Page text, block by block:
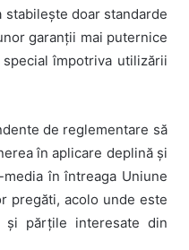
doar standarde
garanții mai puternice
împotriva utilizării
de reglementare să
în aplicare deplină și
în întreaga Uniune
pregăti, acolo unde este
și părțile interesate din